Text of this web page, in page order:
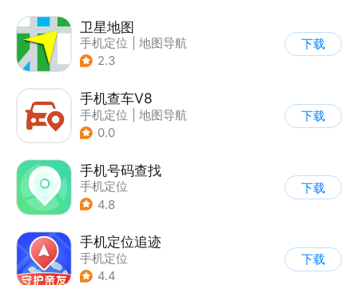
卫星地图
手机定位
地图导航
2.3
下载
手机查车V8
手机定位
地图导航
0.0
下载
手机号码查找
手机定位
4.8
下载
手机定位追迹
手机定位
4.4
下载